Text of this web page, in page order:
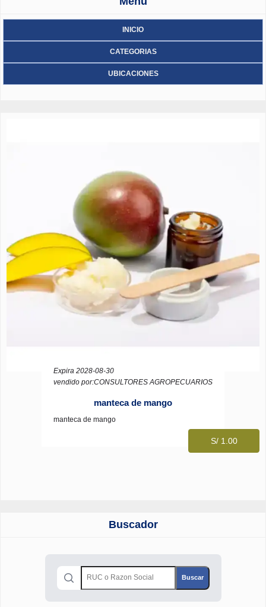
INICIO
CATEGORIAS
UBICACIONES
Expira 2028-08-30
vendido por:CONSULTORES AGROPECUARIOS
manteca de mango
manteca de mango
S/ 1.00
Buscador